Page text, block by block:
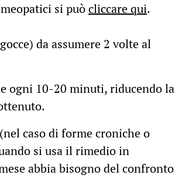
si puòcliccare qui.
da assumere 2 volte al
ogni 10-20 minuti, riducendo la
caso di forme croniche o
si usa il rimedio in
abbia bisogno del confronto